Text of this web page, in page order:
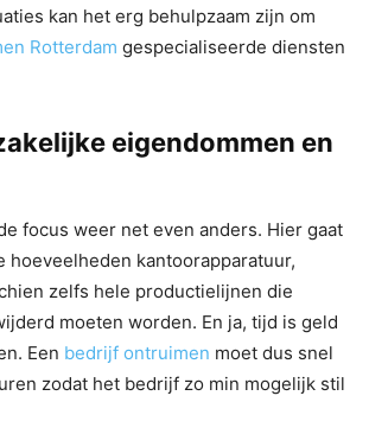
kan het erg behulpzaam zijn om
Rotterdam gespecialiseerde diensten
eigendommen en
focus weer net even anders. Hier gaat
hoeveelheden kantoorapparatuur,
zelfs hele productielijnen die
moeten worden. En ja, tijd is geld
Een bedrijf ontruimen moet dus snel
zodat het bedrijf zo min mogelijk stil